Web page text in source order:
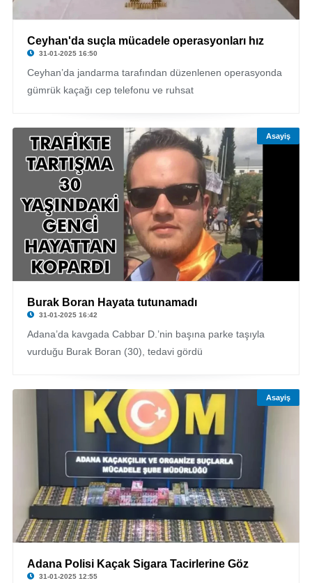
Ceyhan'da suçla mücadele operasyonları hız
31-01-2025 16:50
Ceyhan’da jandarma tarafından düzenlenen operasyonda
gümrük kaçağı cep telefonu ve ruhsat
Asayiş
Burak Boran Hayata tutunamadı
31-01-2025 16:42
Adana’da kavgada Cabbar D.’nin başına parke taşıyla
vurduğu Burak Boran (30), tedavi gördü
Asayiş
Adana Polisi Kaçak Sigara Tacirlerine Göz
31-01-2025 12:55